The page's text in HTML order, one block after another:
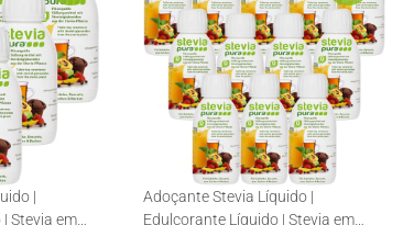
|
Stevia em
Adoçante Stevia Líquido |
Edulcorante Líquido | Stevia em